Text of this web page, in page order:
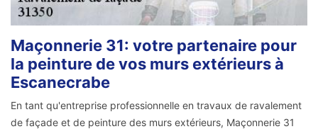
Maçonnerie 31: votre partenaire pour
la peinture de vos murs extérieurs à
Escanecrabe
En tant qu'entreprise professionnelle en travaux de ravalement
de façade et de peinture des murs extérieurs, Maçonnerie 31